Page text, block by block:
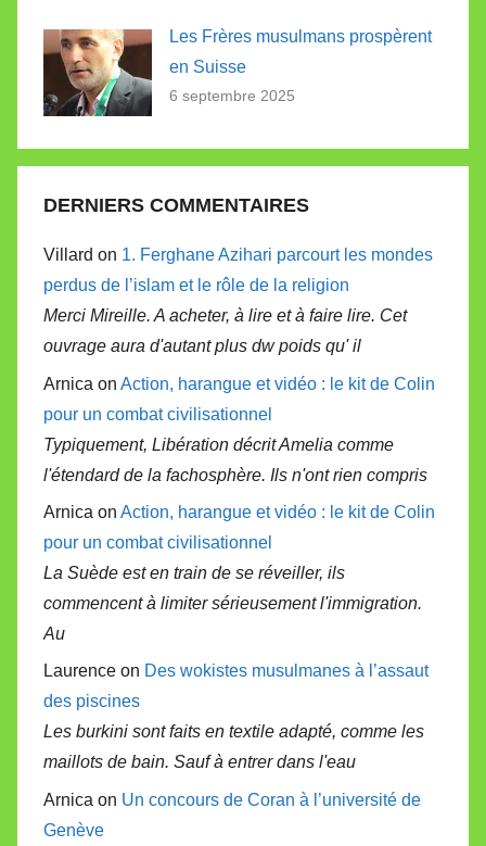
Les Frères musulmans prospèrent
en Suisse
6 septembre 2025
DERNIERS COMMENTAIRES
Villard on 1. Ferghane Azihari parcourt les mondes
perdus de l’islam et le rôle de la religion
Merci Mireille. A acheter, à lire et à faire lire. Cet
ouvrage aura d'autant plus dw poids qu' il
Arnica on Action, harangue et vidéo : le kit de Colin
pour un combat civilisationnel
Typiquement, Libération décrit Amelia comme
l'étendard de la fachosphère. Ils n'ont rien compris
Arnica on Action, harangue et vidéo : le kit de Colin
pour un combat civilisationnel
La Suède est en train de se réveiller, ils
commencent à limiter sérieusement l'immigration.
Au
Laurence on Des wokistes musulmanes à l’assaut
des piscines
Les burkini sont faits en textile adapté, comme les
maillots de bain. Sauf à entrer dans l'eau
Arnica on Un concours de Coran à l’université de
Genève